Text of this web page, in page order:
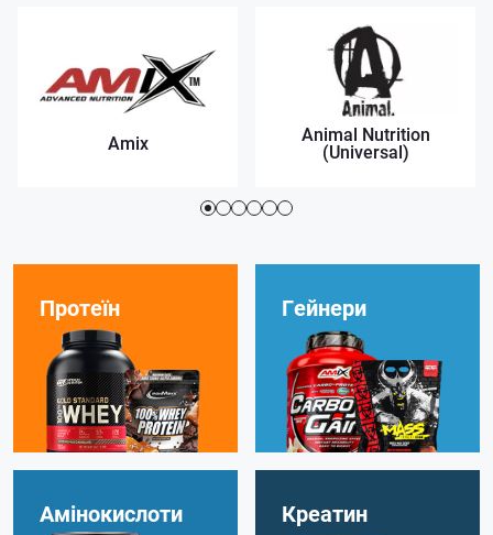
Amix Animal Nutrition
(Universal)
Протеїн Гейнери
Амінокислоти Креатин